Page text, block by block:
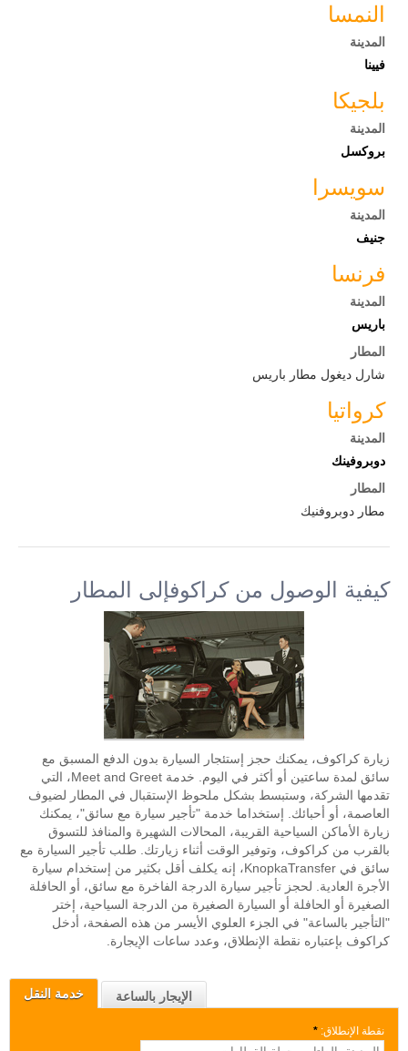
خدمة النقل الإيجار بالساعة
نقطة الإنطلاق: *
النمسا
المدينة
فيينا
بلجيكا
المدينة
بروكسل
سويسرا
المدينة
جنيف
فرنسا
المدينة
باريس
المطار
شارل ديغول مطار باريس
كرواتيا
المدينة
دوبروفينك
المطار
مطار دوبروفنيك
كيفية الوصول من كراكوفإلى المطار
زيارة كراكوف، يمكنك حجز إستئجار السيارة بدون الدفع المسبق مع
سائق لمدة ساعتين أو أكثر في اليوم. خدمة Meet and Greet، التي
تقدمها الشركة، وستبسط بشكل ملحوظ الإستقبال في المطار لضيوف
العاصمة، أو أحبائك. إستخداما خدمة "تأجير سيارة مع سائق"، يمكنك
زيارة الأماكن السياحية القريبة، المحالات الشهيرة والمنافذ للتسوق
بالقرب من كراكوف، وتوفير الوقت أثناء زيارتك. طلب تأجير السيارة مع
سائق في KnopkaTransfer، إنه يكلف أقل بكثير من إستخدام سيارة
الأجرة العادية. لحجز تأجير سيارة الدرجة الفاخرة مع سائق، أو الحافلة
الصغيرة أو الحافلة أو السيارة الصغيرة من الدرجة السياحية، إختر
"التأجير بالساعة" في الجزء العلوي الأيسر من هذه الصفحة، أدخل
كراكوف بإعتباره نقطة الإنطلاق، وعدد ساعات الإيجارة.